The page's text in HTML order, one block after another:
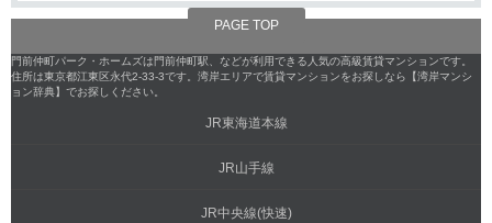
PAGE TOP
門前仲町パーク・ホームズは門前仲町駅、などが利用できる人気の高級賃貸マンションです。
住所は東京都江東区永代2-33-3です。湾岸エリアで賃貸マンションをお探しなら【湾岸マンシ
ョン辞典】でお探しください。
JR東海道本線
JR山手線
JR中央線(快速)